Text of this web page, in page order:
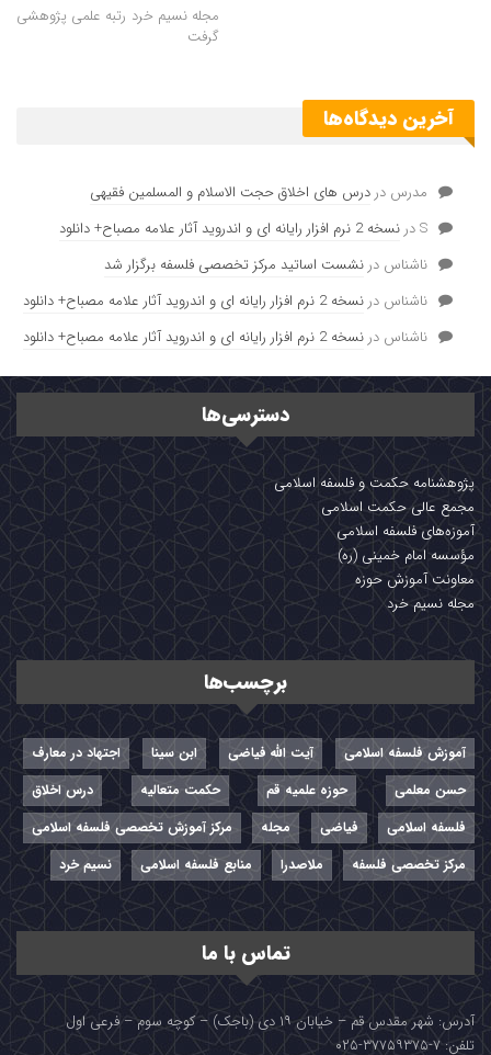
مجله نسیم خرد رتبه علمی پژوهشی
گرفت
آخرین دیدگاه‌ها
مدرس در درس های اخلاق حجت الاسلام و المسلمین فقیهی
Sدر نسخه 2 نرم افزار رایانه ای و اندروید آثار علامه مصباح+ دانلود
ناشناس در نشست اساتید مرکز تخصصی فلسفه برگزار شد
ناشناس در نسخه 2 نرم افزار رایانه ای و اندروید آثار علامه مصباح+ دانلود
ناشناس در نسخه 2 نرم افزار رایانه ای و اندروید آثار علامه مصباح+ دانلود
دسترسی‌ها
پژوهشنامه حکمت و فلسفه اسلامی
مجمع عالی حکمت اسلامی
آموزه‌های فلسفه اسلامی
مؤسسه امام خمینی (ره)
معاونت آموزش حوزه
مجله نسیم خرد
برچسب‌ها
آموزش فلسفه اسلامی آیت الله فیاضی ابن سینا
اجتهاد در معارف
حسن معلمی
حوزه علمیه قم حکمت متعالیه
درس اخلاق
فلسفه اسلامی
فیاضی مجله
مرکز آموزش تخصصی فلسفه اسلامی
مرکز تخصصی فلسفه
ملاصدرا منابع فلسفه اسلامی نسیم خرد
تماس با ما
آدرس: شهر مقدس قم – خیابان ۱۹ دی (باجک) – کوچه سوم – فرعی اول
تلفن: ۷-۳۷۷۵۹۳۷۵-۰۲۵